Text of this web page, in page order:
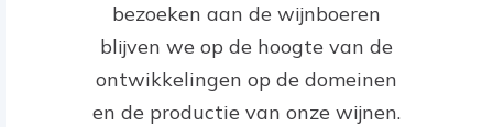
bezoeken aan de wijnboeren
blijven we op de hoogte van de
ontwikkelingen op de domeinen
en de productie van onze wijnen.